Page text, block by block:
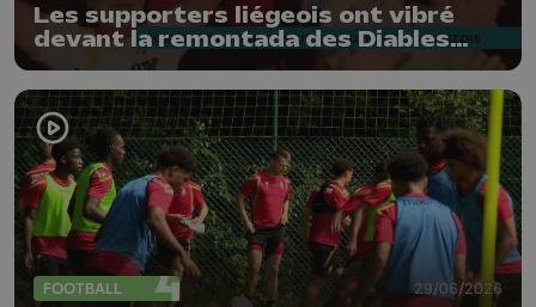
Les supporters liégeois ont vibré
devant la remontada des Diables
Rouges
FOOTBALL 29/06/2026